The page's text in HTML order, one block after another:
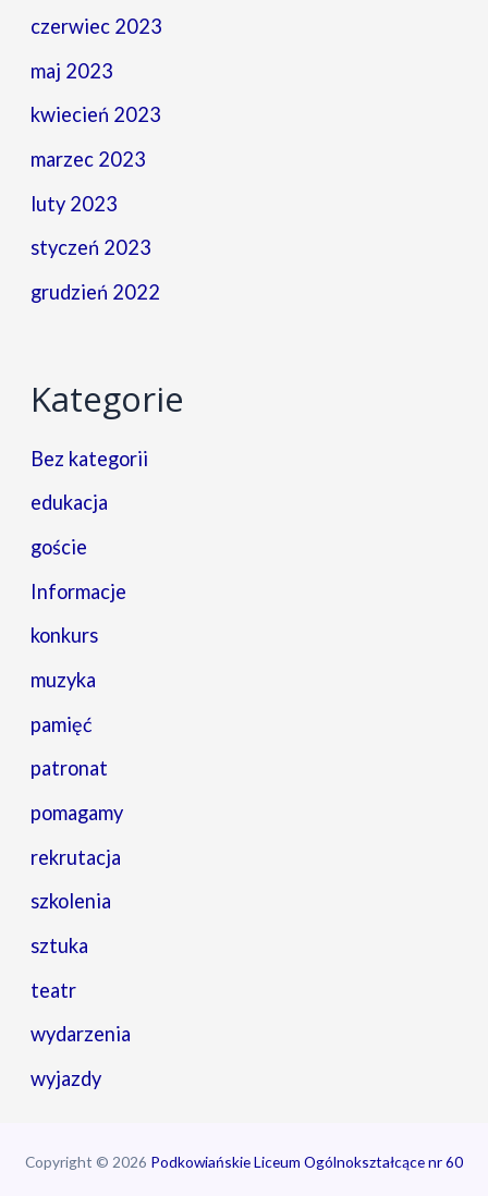
czerwiec 2023
maj 2023
kwiecień 2023
marzec 2023
luty 2023
styczeń 2023
grudzień 2022
Kategorie
Bez kategorii
edukacja
goście
Informacje
konkurs
muzyka
pamięć
patronat
pomagamy
rekrutacja
szkolenia
sztuka
teatr
wydarzenia
wyjazdy
Copyright © 2026 Podkowiańskie Liceum Ogólnokształcące nr 60